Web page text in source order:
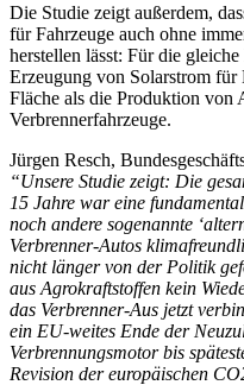
Die Studie zeigt außerdem,
für Fahrzeuge auch ohne
herstellen lässt: Für die
Erzeugung von Solarstrom für
Fläche als die Produktion von
Verbrennerfahrzeuge.
Jürgen Resch,
“Unsere Studie zeigt: Die
15 Jahre war eine
noch andere sogenannte
Verbrenner-Autos
nicht länger von der Politik
aus Agrokraftstoffen kein
das Verbrenner-Aus jetzt
ein EU-weites Ende der
Verbrennungsmotor bis
Revision der europäischen